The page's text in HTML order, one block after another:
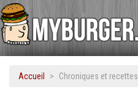
Accueil Chroniques et